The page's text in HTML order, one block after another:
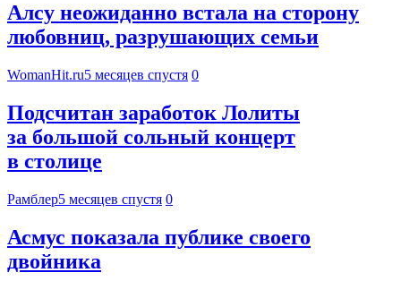
Алсу неожиданно встала на сторону
любовниц, разрушающих семьи
WomanHit.ru5 месяцев спустя 0
Подсчитан заработок Лолиты
за большой сольный концерт
в столице
Рамблер5 месяцев спустя 0
Асмус показала публике своего
двойника